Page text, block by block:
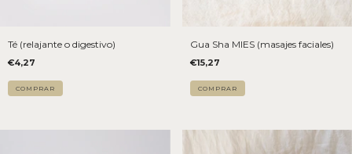
Té (relajante o digestivo)
€4,27
COMPRAR
Gua Sha MIES (masajes faciales)
€15,27